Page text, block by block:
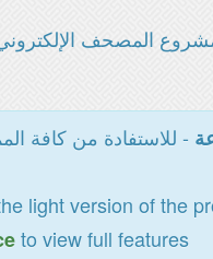
المصحف
- للاستفادة من كافة
light version of the
to view full features